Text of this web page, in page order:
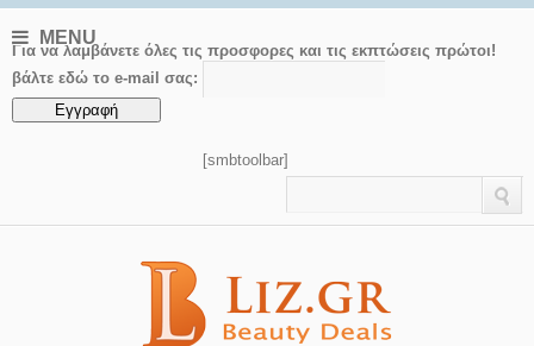
MENU
Για να λαμβάνετε όλες τις προσφορες και τις εκπτώσεις πρώτοι!
βάλτε εδώ το e-mail σας:
[smbtoolbar]